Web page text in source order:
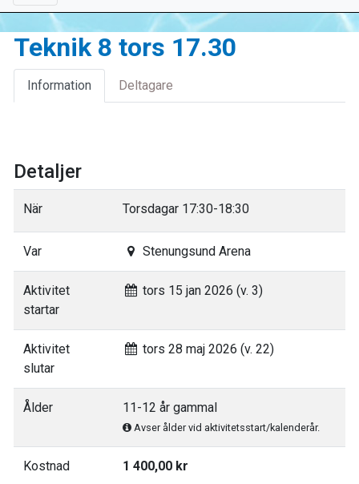
Teknik 8 tors 17.30
Information Deltagare
Detaljer
När Torsdagar 17:30-18:30
Var Stenungsund Arena
Aktivitet
startar
tors 15 jan 2026 (v. 3)
Aktivitet
slutar
tors 28 maj 2026 (v. 22)
Ålder 11-12 år gammal
Avser ålder vid aktivitetsstart/kalenderår.
Kostnad 1 400,00 kr